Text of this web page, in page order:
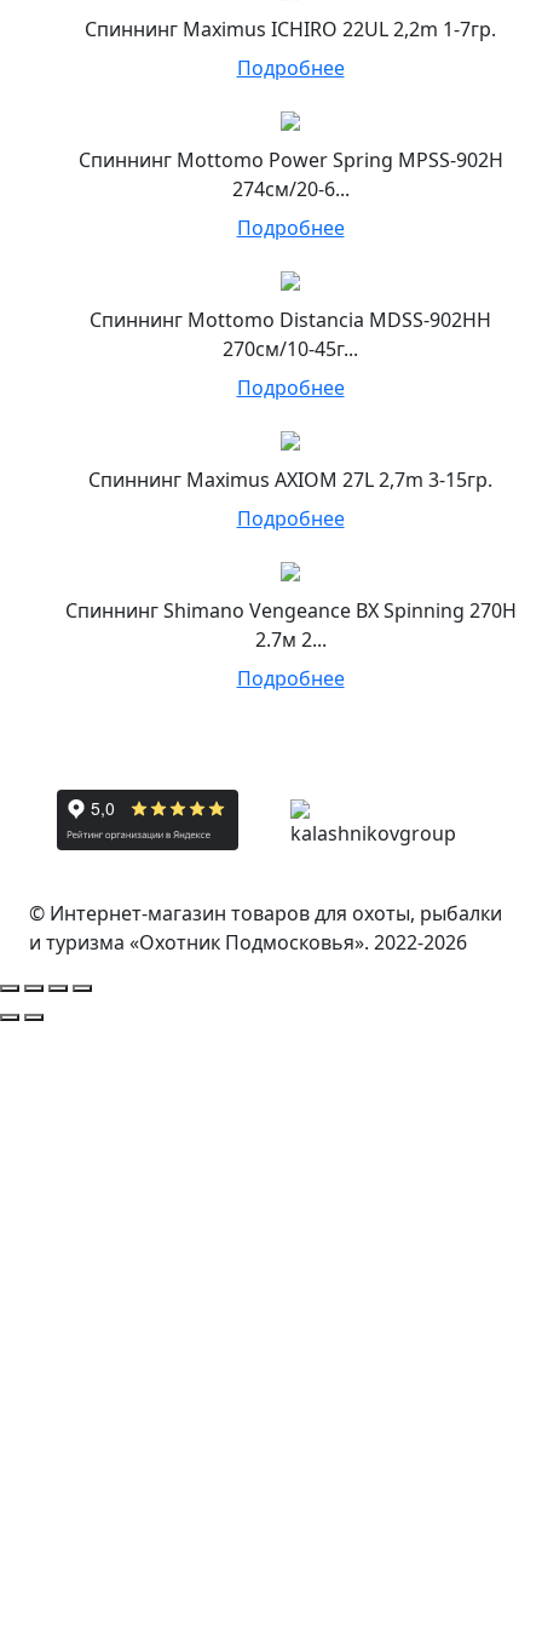
Спиннинг Maximus ICHIRO 22UL 2,2m 1-7гр.
Подробнее
Спиннинг Mottomo Power Spring MPSS-902H
274см/20-6...
Подробнее
Спиннинг Mottomo Distancia MDSS-902HH
270см/10-45г...
Подробнее
Спиннинг Maximus AXIOM 27L 2,7m 3-15гр.
Подробнее
Спиннинг Shimano Vengeance BX Spinning 270H
2.7м 2...
Подробнее
© Интернет-магазин товаров для охоты, рыбалки
и туризма «Охотник Подмосковья». 2022-2026